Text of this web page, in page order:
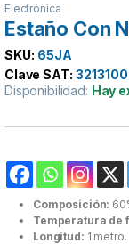
Electrónica
Estaño Con
SKU: 65JA
Clave SAT:
Disponibilidad: Hay
Composición:
Temperatura de
Longitud: 1 metro.